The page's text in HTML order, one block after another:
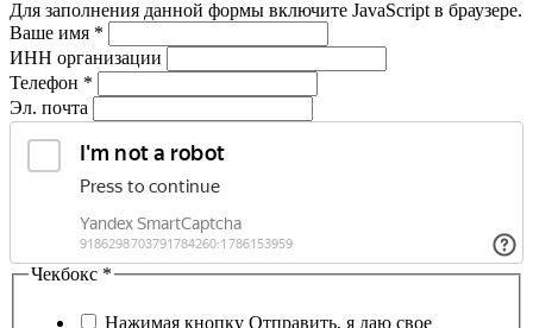
Для заполнения данной формы включите JavaScript в браузере.
Ваше имя *
ИНН организации
Телефон *
Эл. почта
Чекбокс *
Нажимая кнопку Отправить, я даю свое